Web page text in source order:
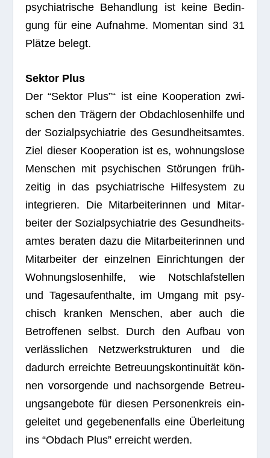
psych­ia­tri­sche Behand­lung ist keine Bedin­
gung für eine Auf­nahme. Momen­tan sind 31
Plätze belegt.
Sek­tor Plus
Der “Sek­tor Plus”“ ist eine Koope­ra­tion zwi­
schen den Trä­gern der Obdach­lo­sen­hilfe und
der Sozi­al­psych­ia­trie des Gesund­heits­am­tes.
Ziel die­ser Koope­ra­tion ist es, woh­nungs­lose
Men­schen mit psy­chi­schen Stö­run­gen früh­
zei­tig in das psych­ia­tri­sche Hil­fe­sys­tem zu
inte­grie­ren. Die Mit­ar­bei­te­rin­nen und Mit­ar­
bei­ter der Sozi­al­psych­ia­trie des Gesund­heits­
am­tes bera­ten dazu die Mit­ar­bei­te­rin­nen und
Mit­ar­bei­ter der ein­zel­nen Ein­rich­tun­gen der
Woh­nungs­lo­sen­hilfe, wie Not­schlaf­stel­len
und Tages­auf­ent­halte, im Umgang mit psy­
chisch kran­ken Men­schen, aber auch die
Betrof­fe­nen selbst. Durch den Auf­bau von
ver­läss­li­chen Netz­werk­struk­tu­ren und die
dadurch erreichte Betreu­ungs­kon­ti­nui­tät kön­
nen vor­sor­gende und nach­sor­gende Betreu­
ungs­an­ge­bote für die­sen Per­so­nen­kreis ein­
ge­lei­tet und gege­be­nen­falls eine Über­lei­tung
ins “Obdach Plus” erreicht werden.